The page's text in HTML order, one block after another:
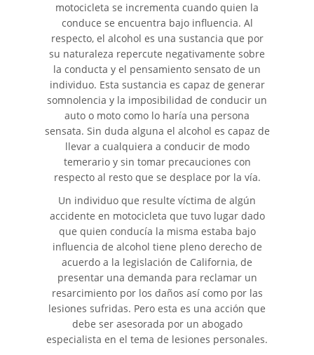
Cerradura de la Puerta del
Automóvil Defectuosa
Colisiones de Impacto Lateral
Cobertura de Seguro de
Automóvil
Estadísticas Generales de los
Accidentes Mortales
Falla en los Frenos
Fallo del Cinturón de
Seguridad
Hundimiento del Techo del
Automóvil
Neumáticos Defectuosos
¿Qué se Debe Hacer Después
de un Accidente?
motocicleta se incrementa cuando quien la
conduce se encuentra bajo influencia. Al
respecto, el alcohol es una sustancia que por
su naturaleza repercute negativamente sobre
la conducta y el pensamiento sensato de un
individuo. Esta sustancia es capaz de generar
somnolencia y la imposibilidad de conducir un
auto o moto como lo haría una persona
sensata. Sin duda alguna el alcohol es capaz de
llevar a cualquiera a conducir de modo
temerario y sin tomar precauciones con
respecto al resto que se desplace por la vía.
Un individuo que resulte víctima de algún
accidente en motocicleta que tuvo lugar dado
que quien conducía la misma estaba bajo
influencia de alcohol tiene pleno derecho de
acuerdo a la legislación de California, de
presentar una demanda para reclamar un
resarcimiento por los daños así como por las
lesiones sufridas. Pero esta es una acción que
debe ser asesorada por un abogado
especialista en el tema de lesiones personales.